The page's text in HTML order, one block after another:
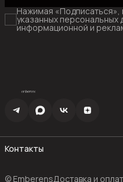
Нажимая «Подписаться»,
указанных персональных
информационной и
Контакты
© EmberensДоставка и